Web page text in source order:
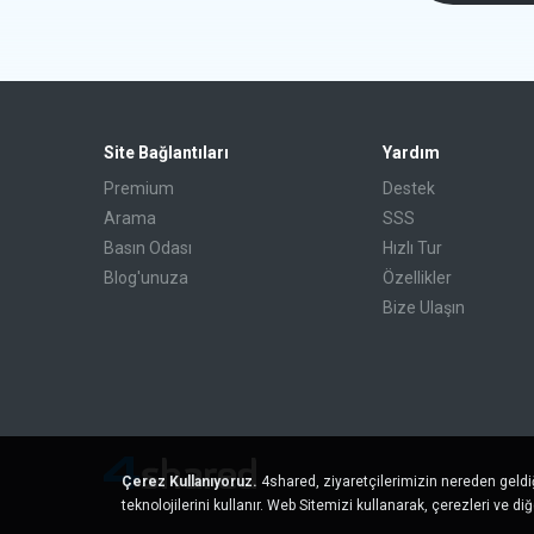
Site Bağlantıları
Premium
Arama
Basın Odası
Blog'unuza
Yardım
Destek
SSS
Hızlı Tur
Özellikler
Bize Ulaşın
Çerez Kullanıyoruz. 4shared, ziyaretçilerimizin nereden
teknolojilerini kullanır. Web Sitemizi kullanarak, çerezleri ve